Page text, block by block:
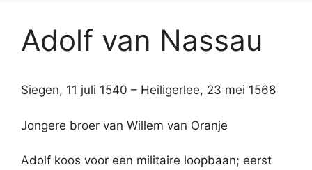
Adolf van Nassau
Siegen, 11 juli 1540 – Heiligerlee, 23 mei 1568
Jongere broer van Willem van Oranje
Adolf koos voor een militaire loopbaan; eerst